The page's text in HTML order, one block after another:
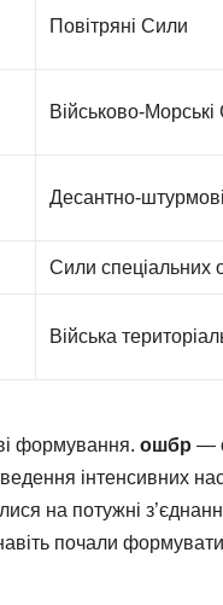
Повітряні Сили
Військово-
Десантно-штурмові
Сили спеціальних
Війська
формування. ошбр —
інтенсивних
на потужні
навіть почали